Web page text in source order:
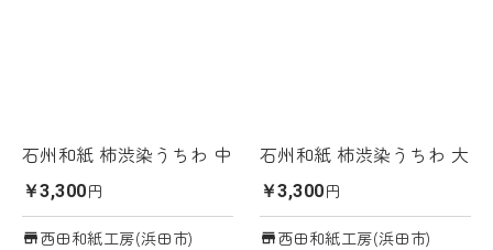
石州和紙 柿渋染うちわ 中
￥3,300円
西田和紙工房(浜田市)
石州和紙 柿渋染うちわ 大
￥3,300円
西田和紙工房(浜田市)